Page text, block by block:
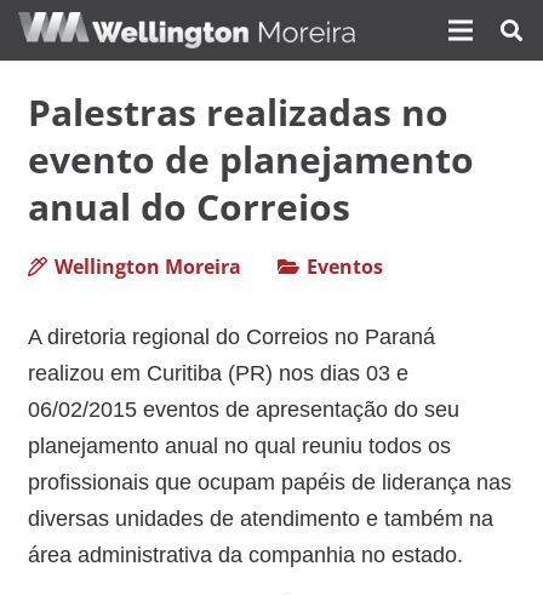
Palestras realizadas no
evento de planejamento
anual do Correios
Wellington Moreira Eventos
A diretoria regional do Correios no Paraná
realizou em Curitiba (PR) nos dias 03 e
06/02/2015 eventos de apresentação do seu
planejamento anual no qual reuniu todos os
profissionais que ocupam papéis de liderança nas
diversas unidades de atendimento e também na
área administrativa da companhia no estado.